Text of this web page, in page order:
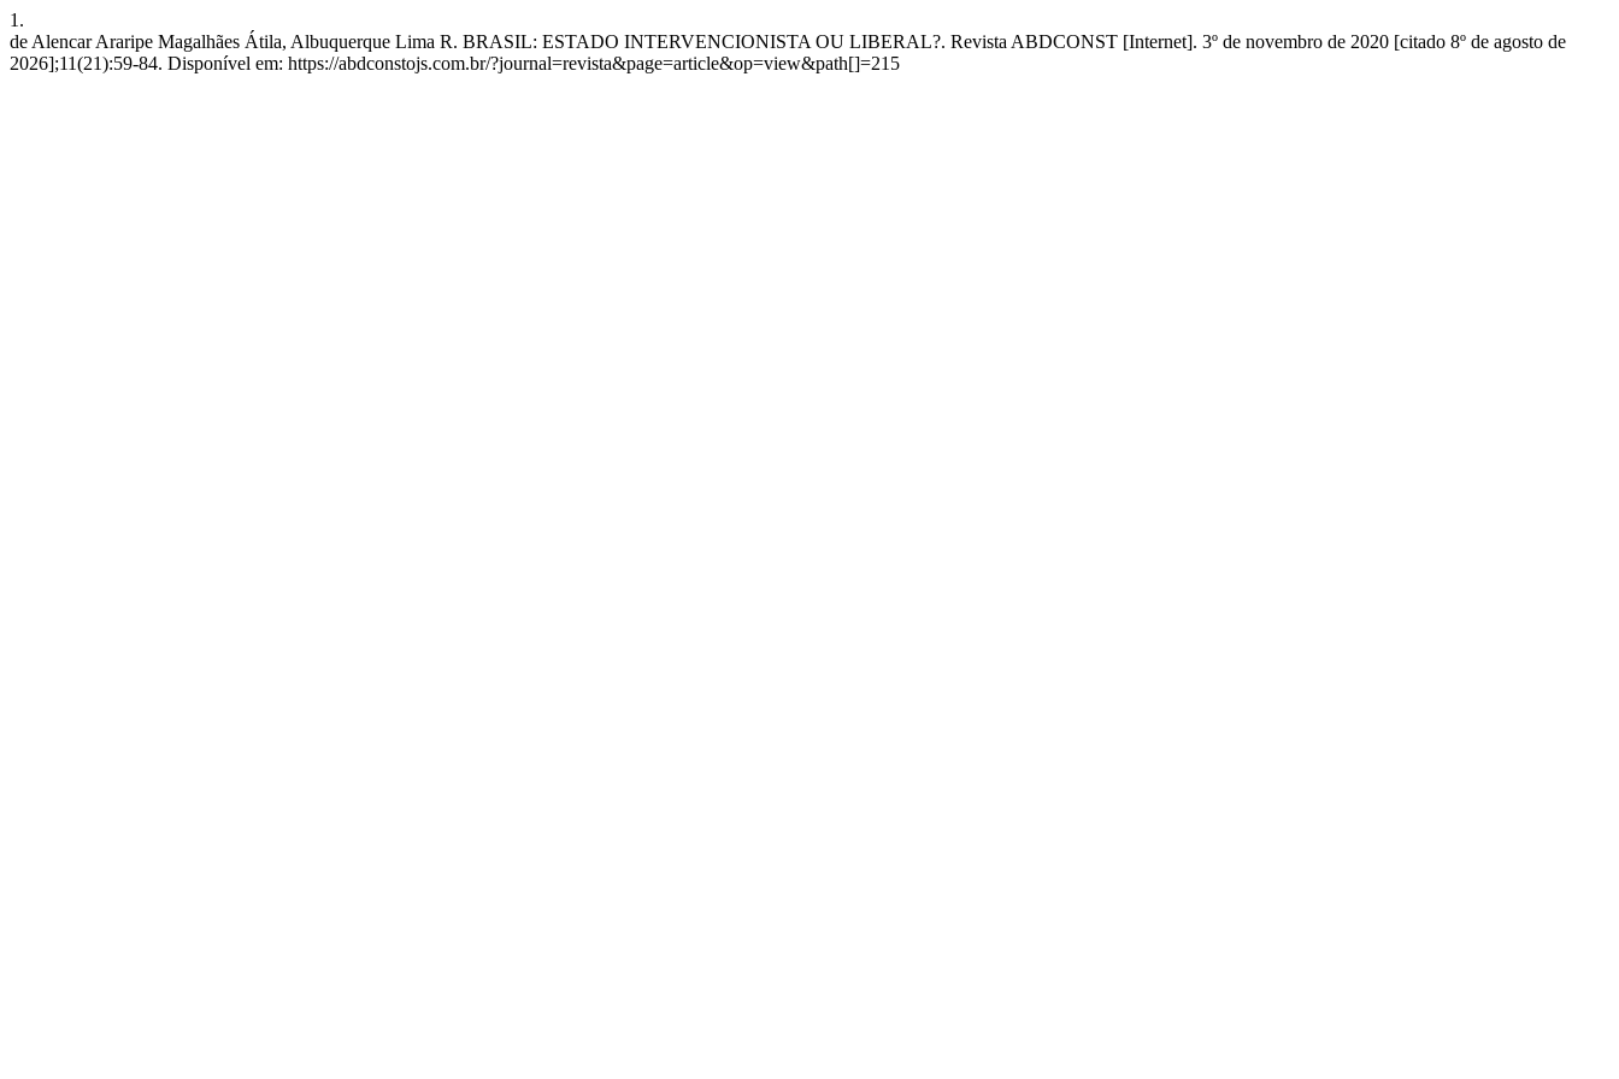
1.
de Alencar Araripe Magalhães Átila, Albuquerque Lima R. BRASIL: ESTADO INTERVENCIONISTA OU LIBERAL?. Revista ABDCONST [Internet]. 3º de novembro de 2020 [citado 8º de agosto de
2026];11(21):59-84. Disponível em: https://abdconstojs.com.br/?journal=revista&page=article&op=view&path[]=215